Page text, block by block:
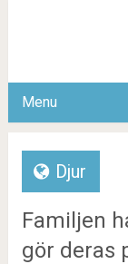
Menu
Djur
Familjen
gör deras